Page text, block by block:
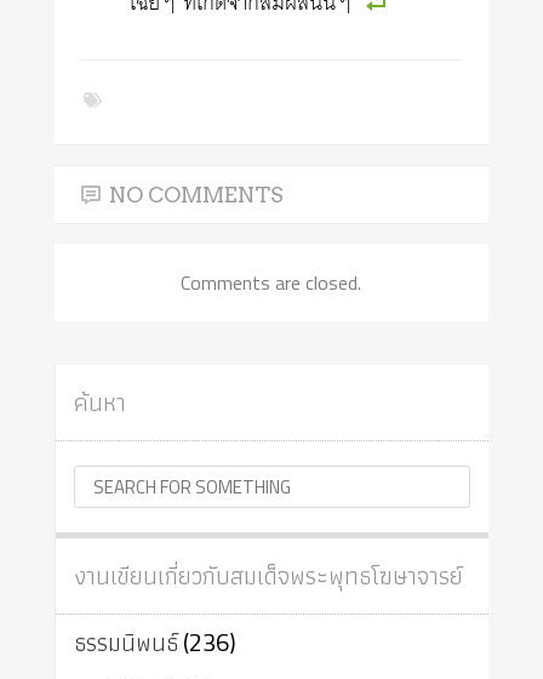
NO COMMENTS
Comments are closed.
ค้นหา
งานเขียนเกี่ยวกับสมเด็จพระพุทธโฆษาจารย์
ธรรมนิพนธ์(236)